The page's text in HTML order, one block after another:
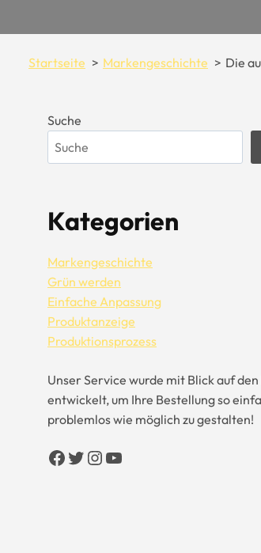
Startseite Markengeschichte Die
Suche
Kategorien
Markengeschichte
Grün werden
Einfache Anpassung
Produktanzeige
Produktionsprozess
Unser Service wurde mit Blick auf den
entwickelt, um Ihre Bestellung so
problemlos wie möglich zu gestalten!
Facebook Twitter Instagram YouTube